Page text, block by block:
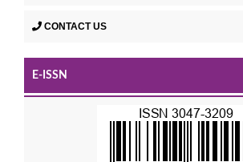
CONTACT US
E-ISSN